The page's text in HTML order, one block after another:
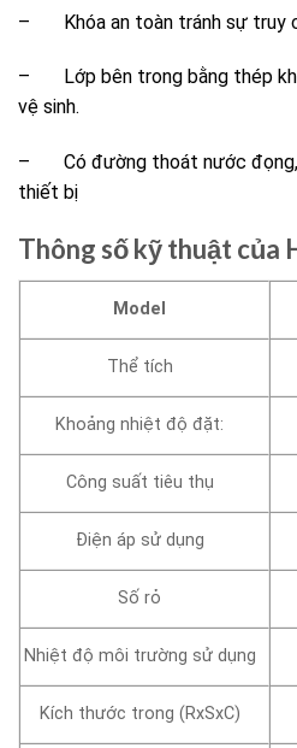
– Khóa an toàn tránh sự truy
– Lớp bên trong bằng thép
vệ sinh.
– Có đường thoát nước đọng,
thiết bị
Thông số kỹ thuật của
Model
Thể tích
Khoảng nhiệt độ đặt:
Công suất tiêu thụ
Điện áp sử dụng
Số rỏ
Nhiệt độ môi trường sử dụng
Kích thước trong (RxSxC)